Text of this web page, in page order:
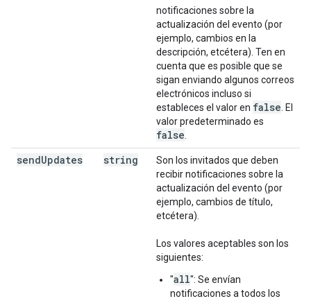
notificaciones sobre la
actualización del evento (por
ejemplo, cambios en la
descripción, etcétera). Ten en
cuenta que es posible que se
sigan enviando algunos correos
electrónicos incluso si
estableces el valor en false . El
valor predeterminado es
false
sendUpdates string
Son los invitados que deben
recibir notificaciones sobre la
actualización del evento (por
ejemplo, cambios de título,
etcétera).
Los valores aceptables son los
siguientes:
"all": Se envían
notificaciones a todos los